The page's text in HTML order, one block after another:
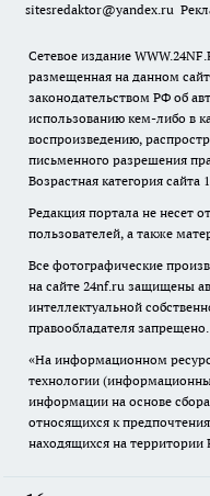
sitesredaktor@yandex.ru
Сетевое издание
размещенная на данном
законодательством РФ об
использованию кем-либо в
воспроизведению,
письменного разрешения
Возрастная категория сайта
Редакция портала не несет
пользователей, а также
Все фотографические
на сайте 24nf.ru защищены
интеллектуальной
правообладателя запрещено.
«На информационном
технологии
информации на основе
относящихся к
находящихся на территории